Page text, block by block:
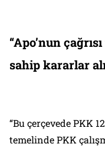
“Apo’nun
sahip kararlar
“Bu çerçevede PKK
temelinde PKK